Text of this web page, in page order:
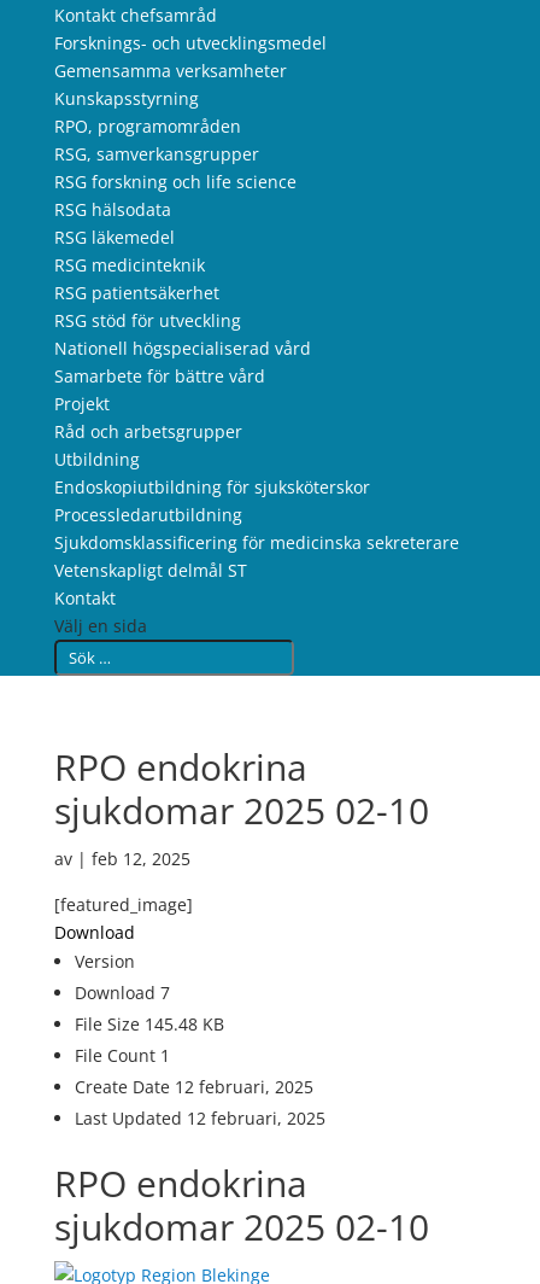
Kontakt chefsamråd
Forsknings- och utvecklingsmedel
Gemensamma verksamheter
Kunskapsstyrning
RPO, programområden
RSG, samverkansgrupper
RSG forskning och life science
RSG hälsodata
RSG läkemedel
RSG medicinteknik
RSG patientsäkerhet
RSG stöd för utveckling
Nationell högspecialiserad vård
Samarbete för bättre vård
Projekt
Råd och arbetsgrupper
Utbildning
Endoskopiutbildning för sjuksköterskor
Processledarutbildning
Sjukdomsklassificering för medicinska sekreterare
Vetenskapligt delmål ST
Kontakt
Välj en sida
RPO endokrina
sjukdomar 2025 02-10
av | feb 12, 2025
[featured_image]
Download
Version
Download 7
File Size 145.48 KB
File Count 1
Create Date 12 februari, 2025
Last Updated 12 februari, 2025
RPO endokrina
sjukdomar 2025 02-10